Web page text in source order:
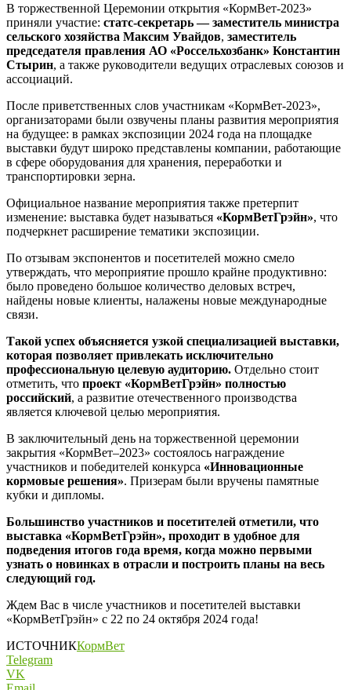
В торжественной Церемонии открытия «КормВет-2023»
приняли участие: статс-секретарь — заместитель министра
сельского хозяйства Максим Увайдов, заместитель
председателя правления АО «Россельхозбанк» Константин
Стырин, а также руководители ведущих отраслевых союзов и
ассоциаций.
После приветственных слов участникам «КормВет-2023»,
организаторами были озвучены планы развития мероприятия
на будущее: в рамках экспозиции 2024 года на площадке
выставки будут широко представлены компании, работающие
в сфере оборудования для хранения, переработки и
транспортировки зерна.
Официальное название мероприятия также претерпит
изменение: выставка будет называться «КормВетГрэйн», что
подчеркнет расширение тематики экспозиции.
По отзывам экспонентов и посетителей можно смело
утверждать, что мероприятие прошло крайне продуктивно:
было проведено большое количество деловых встреч,
найдены новые клиенты, налажены новые международные
связи.
Такой успех объясняется узкой специализацией выставки,
которая позволяет привлекать исключительно
профессиональную целевую аудиторию. Отдельно стоит
отметить, что проект «КормВетГрэйн» полностью
российский, а развитие отечественного производства
является ключевой целью мероприятия.
В заключительный день на торжественной церемонии
закрытия «КормВет–2023» состоялось награждение
участников и победителей конкурса «Инновационные
кормовые решения». Призерам были вручены памятные
кубки и дипломы.
Большинство участников и посетителей отметили, что
выставка «КормВетГрэйн», проходит в удобное для
подведения итогов года время, когда можно первыми
узнать о новинках в отрасли и построить планы на весь
следующий год.
Ждем Вас в числе участников и посетителей выставки
«КормВетГрэйн» с 22 по 24 октября 2024 года!
ИСТОЧНИККормВет
Telegram
VK